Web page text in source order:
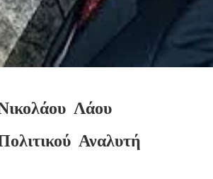
Λάου
Αναλυτή